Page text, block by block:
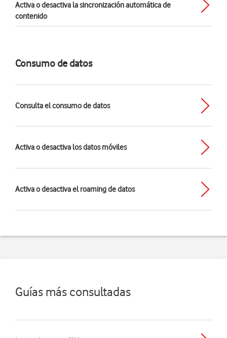
Activa o desactiva la sincronización automática de
contenido
Consumo de datos
Consulta el consumo de datos
Activa o desactiva los datos móviles
Activa o desactiva el roaming de datos
Guías más consultadas